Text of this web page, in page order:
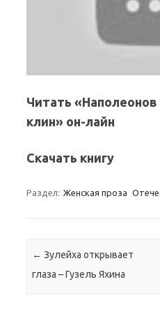
Читать
клин» он-лайн
Скачать книгу
Раздел: Женская проза
Навигация по записям
← Зулейха открывает
глаза – Гузель Яхина